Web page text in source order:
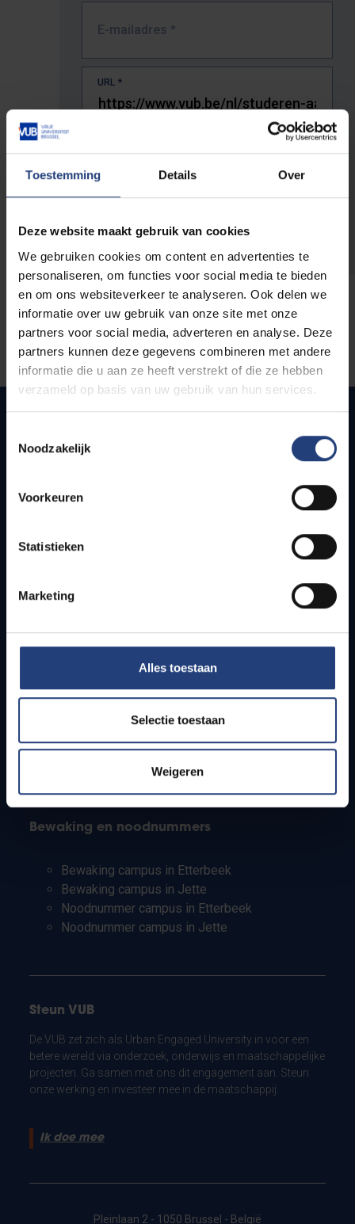
Toestemming Details Over
Deze website maakt gebruik van cookies
We gebruiken cookies om content en advertenties te
personaliseren, om functies voor social media te bieden
en om ons websiteverkeer te analyseren. Ook delen we
informatie over uw gebruik van onze site met onze
partners voor social media, adverteren en analyse. Deze
partners kunnen deze gegevens combineren met andere
informatie die u aan ze heeft verstrekt of die ze hebben
verzameld op basis van uw gebruik van hun services.
Noodzakelijk
Voorkeuren
Statistieken
Marketing
Alles toestaan
Selectie toestaan
Weigeren
E-mailadres *
URL *
De volledige URL van de pagina waar je de fout zag.
Snel naar
Bereikbaarheid
Studenten
PhD-studenten
Leerkrachten en secundaire scholen
Bewaking en noodnummers
Bewaking campus in Etterbeek
Bewaking campus in Jette
Noodnummer campus in Etterbeek
Noodnummer campus in Jette
Steun VUB
De VUB zet zich als Urban Engaged University in voor een
betere wereld via onderzoek, onderwijs en maatschappelijke
projecten. Ga samen met ons dit engagement aan. Steun
onze werking en investeer mee in de maatschappij.
Ik doe mee
Pleinlaan 2 - 1050 Brussel - België